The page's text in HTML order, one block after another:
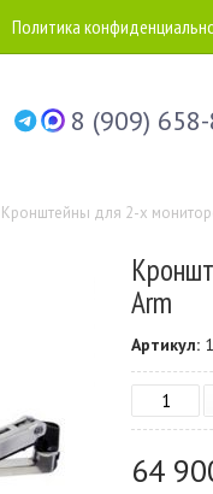
Политика
8 (909)
Кронштейны для 2-х
Arm
Артикул:
64